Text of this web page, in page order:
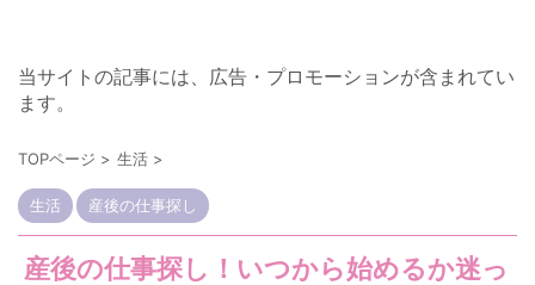
当サイトの記事には、広告・プロモーションが含まれてい
ます。
TOPページ > 生活 >
生活 産後の仕事探し
産後の仕事探し！いつから始めるか迷っ